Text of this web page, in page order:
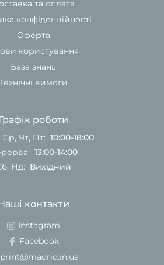
та оплата
конфіденційності
Оферта
користування
База знань
Технічні вимоги
роботи
Ср, Чт, Пт: 10:00-18:00
13:00-14:00
Нд: Вихідний
контакти
Instagram
Facebook
print@madrid.in.ua